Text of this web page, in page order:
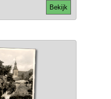
Bekijk